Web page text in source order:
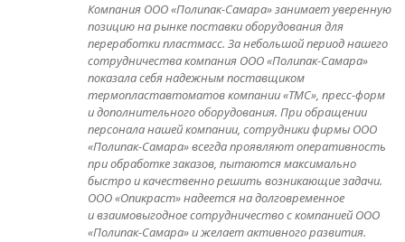
Компания ООО «Полипак-Самара» занимает уверенную
позицию на рынке поставки оборудования для
переработки пластмасс. За небольшой период нашего
сотрудничества компания ООО «Полипак-Самара»
показала себя надежным поставщиком
термопластавтоматов компании «ТМС», пресс-форм
и дополнительного оборудования. При обращении
персонала нашей компании, сотрудники фирмы ООО
«Полипак-Самара» всегда проявляют оперативность
при обработке заказов, пытаются максимально
быстро и качественно решить возникающие задачи.
ООО «Опикраст» надеется на долговременное
и взаимовыгодное сотрудничество с компанией ООО
«Полипак-Самара» и желает активного развития.